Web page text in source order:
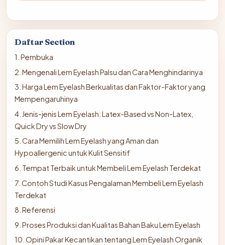
Daftar Section
1. Pembuka
2. Mengenali Lem Eyelash Palsu dan Cara Menghindarinya
3. Harga Lem Eyelash Berkualitas dan Faktor-Faktor yang
Mempengaruhinya
4. Jenis-jenis Lem Eyelash: Latex-Based vs Non-Latex,
Quick Dry vs Slow Dry
5. Cara Memilih Lem Eyelash yang Aman dan
Hypoallergenic untuk Kulit Sensitif
6. Tempat Terbaik untuk Membeli Lem Eyelash Terdekat
7. Contoh Studi Kasus Pengalaman Membeli Lem Eyelash
Terdekat
8. Referensi
9. Proses Produksi dan Kualitas Bahan Baku Lem Eyelash
10. Opini Pakar Kecantikan tentang Lem Eyelash Organik